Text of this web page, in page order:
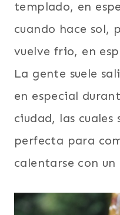
templado, en
cuando hace sol,
vuelve frio, en
La gente suele
en especial
ciudad, las cuales
perfecta para
calentarse con un